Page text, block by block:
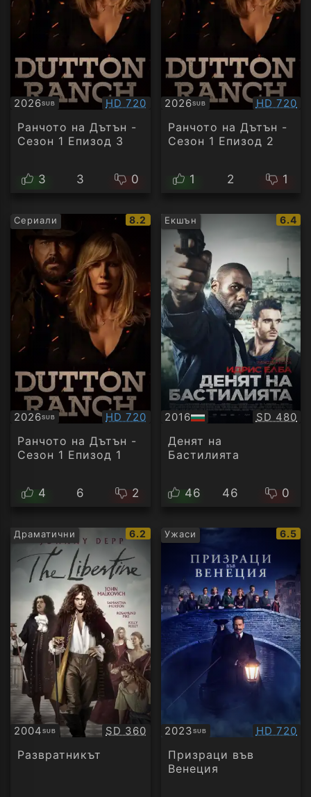
2026SUB
Субтитри Качество:
HD 720
Ранчото на Дътън -
Сезон 1 Епизод 3
3 3 0
2026SUB
Субтитри HD 720
Ранчото на Дътън -
Сезон 1 Епизод 2
1 2 1
Сериали
IMDb
рейтинг:
8.2
2026SUB
Субтитри Качество:
HD 720
Ранчото на Дътън -
Сезон 1 Епизод 1
4 6 2
Екшън
IMDb
6.4
2016
БГ
аудио
SD 480
Денят на
Бастилията
46 46 0
Драматични
IMDb
рейтинг:
6.2
2004SUB
Субтитри Качество:
SD 360
Развратникът
Ужаси
IMDb
6.5
2023SUB
Субтитри HD 720
Призраци във
Венеция